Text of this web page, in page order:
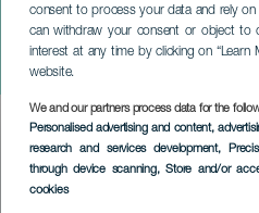
consent to process your data and rely on
can withdraw your consent or object to
interest at any time by clicking on “Learn
website.
We and our partners process data for the
Personalised advertising and content,
research and services development,
through device scanning, Store and/or
cookies
festival
2023.
Ensemble CSMC
Imagen
Listado